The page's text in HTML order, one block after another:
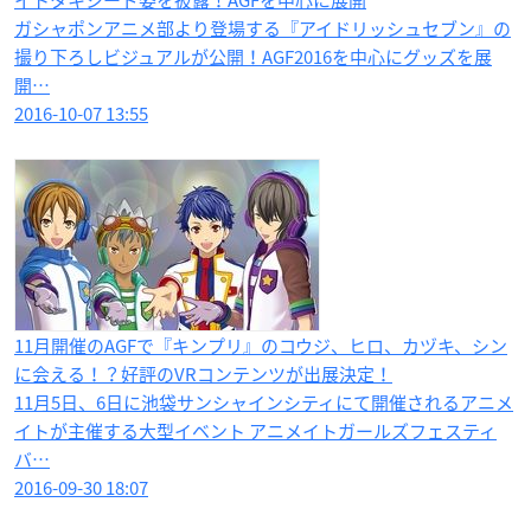
ガシャポンアニメ部より登場する『アイドリッシュセブン』の
撮り下ろしビジュアルが公開！AGF2016を中心にグッズを展
開…
2016-10-07 13:55
11月開催のAGFで『キンプリ』のコウジ、ヒロ、カヅキ、シン
に会える！？好評のVRコンテンツが出展決定！
11月5日、6日に池袋サンシャインシティにて開催されるアニメ
イトが主催する大型イベント アニメイトガールズフェスティ
バ…
2016-09-30 18:07